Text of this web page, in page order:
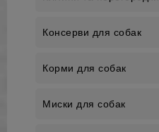
Консерви для собак
Корми для собак
Миски для собак